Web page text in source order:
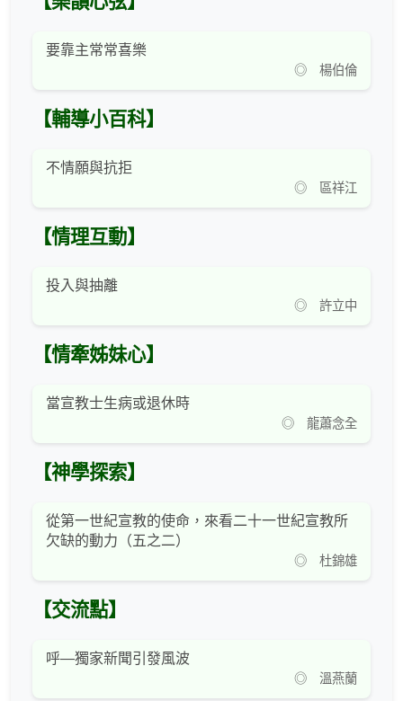
要靠主常常喜樂
◎ 楊伯倫
【輔導小百科】
不情願與抗拒
◎ 區祥江
【情理互動】
投入與抽離
◎ 許立中
【情牽姊妹心】
當宣教士生病或退休時
◎ 龍蕭念全
【神學探索】
從第一世紀宣教的使命，來看二十一世紀宣教所
欠缺的動力（五之二）
◎ 杜錦雄
【交流點】
呼—獨家新聞引發風波
◎ 溫燕蘭